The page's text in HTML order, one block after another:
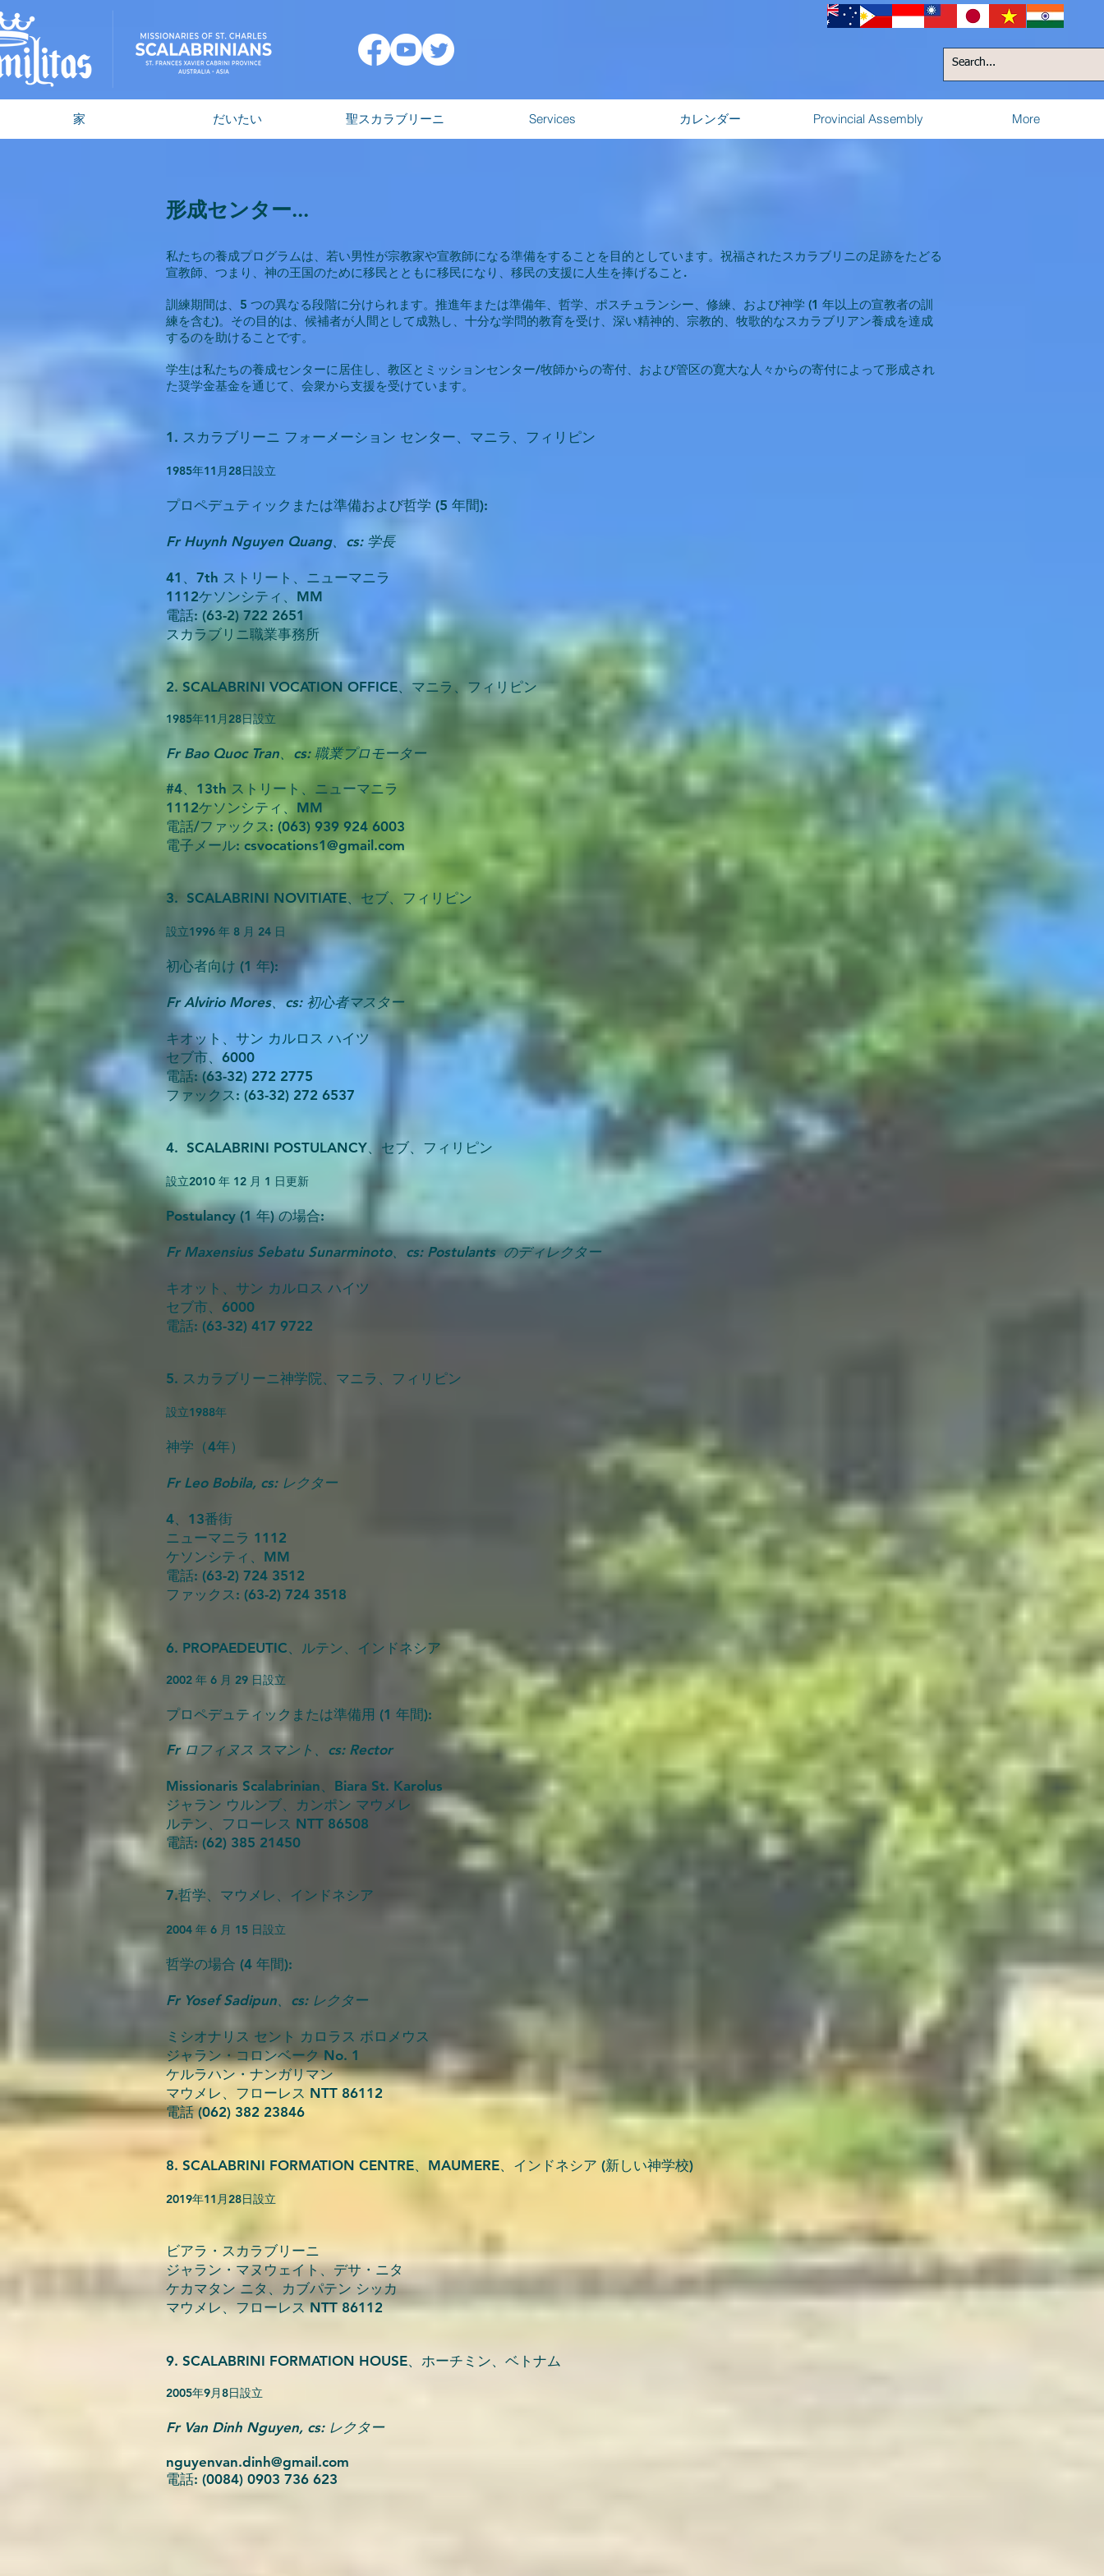
家 だいたい 聖スカラブリーニ Services カレンダー Provincial Assembly More
形成センター...
私たちの養成プログラムは、若い男性が宗教家や宣教師になる準備をすることを目的としています。祝福されたスカラブリニの足跡をたどる
宣教師、つまり、神の王国のために移民とともに移民になり、移民の支援に人生を捧げること.
訓練期間は、5 つの異なる段階に分けられます。推進年または準備年、哲学、ポスチュランシー、修練、および神学 (1 年以上の宣教者の訓
練を含む)。その目的は、候補者が人間として成熟し、十分な学問的教育を受け、深い精神的、宗教的、牧歌的なスカラブリアン養成を達成
するのを助けることです。
学生は私たちの養成センターに居住し、教区とミッションセンター/牧師からの寄付、および管区の寛大な人々からの寄付によって形成され
た奨学金基金を通じて、会衆から支援を受けています。
1. スカラブリーニ フォーメーション センター、マニラ、フィリピン
1985年11月28日設立
プロペデュティックまたは準備および哲学 (5 年間):
Fr Huynh Nguyen Quang、cs: 学長
41、7th ストリート、ニューマニラ
1112ケソンシティ、MM
電話: (63-2) 722 2651
スカラブリニ職業事務所
2. SCALABRINI VOCATION OFFICE、マニラ、フィリピン
1985年11月28日設立
Fr Bao Quoc Tran、cs: 職業プロモーター
#4、13th ストリート、ニューマニラ
1112ケソンシティ、MM
電話/ファックス: (063) 939 924 6003
電子メール: csvocations1@gmail.com
3. SCALABRINI NOVITIATE、セブ、フィリピン
設立1996 年 8 月 24 日
初心者向け (1 年):
Fr Alvirio Mores、cs: 初心者マスター
キオット、サン カルロス ハイツ
セブ市、6000
電話: (63-32) 272 2775
ファックス: (63-32) 272 6537
4. SCALABRINI POSTULANCY、セブ、フィリピン
設立2010 年 12 月 1 日更新
Postulancy (1 年) の場合:
Fr Maxensius Sebatu Sunarminoto、cs: Postulants のディレクター
キオット、サン カルロス ハイツ
セブ市、6000
電話: (63-32) 417 9722
5. スカラブリーニ神学院、マニラ、フィリピン
設立1988年
神学（4年）
Fr Leo Bobila, cs: レクター
4、13番街
ニューマニラ 1112
ケソンシティ、MM
電話: (63-2) 724 3512
ファックス: (63-2) 724 3518
6. PROPAEDEUTIC、ルテン、インドネシア
2002 年 6 月 29 日設立
プロペデュティックまたは準備用 (1 年間):
Fr ロフィヌス スマント、cs: Rector
Missionaris Scalabrinian、Biara St. Karolus
ジャラン ウルンブ、カンポン マウメレ
ルテン、フローレス NTT 86508
電話: (62) 385 21450
7.哲学、マウメレ、インドネシア
2004 年 6 月 15 日設立
哲学の場合 (4 年間):
Fr Yosef Sadipun、cs: レクター
ミシオナリス セント カロラス ボロメウス
ジャラン・コロンベーク No. 1
ケルラハン・ナンガリマン
マウメレ、フローレス NTT 86112
電話 (062) 382 23846
8. SCALABRINI FORMATION CENTRE、MAUMERE、インドネシア (新しい神学校)
2019年11月28日設立
ビアラ・スカラブリーニ
ジャラン・マヌウェイト、デサ・ニタ
ケカマタン ニタ、カブパテン シッカ
マウメレ、フローレス NTT 86112
9. SCALABRINI FORMATION HOUSE、ホーチミン、ベトナム
2005年9月8日設立
Fr Van Dinh Nguyen, cs: レクター
nguyenvan.dinh@gmail.com
電話: (0084) 0903 736 623